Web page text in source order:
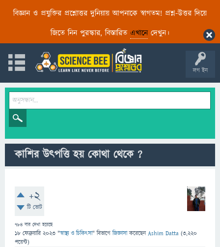
বিজ্ঞান ও প্রযুক্তির প্রশ্নোত্তর দুনিয়ায় আপনাকে স্বাগতম! প্রশ্ন-উত্তর দিয়ে
জিতে নিন পুরস্কার, বিস্তারিত এখানেদেখুন।
লগ ইন
কাশির উৎপত্তি হয় কোথা থেকে ?
+2
টি ভোট
784 বার দেখা হয়েছে
18 ফেব্রুয়ারি 2023 "স্বাস্থ্য ও চিকিৎসা" বিভাগে জিজ্ঞাসাকরেছেনAshim Datta (3,220
পয়েন্ট)